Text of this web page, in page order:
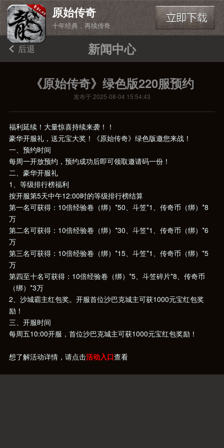
原始传奇
十年经典，再续传奇
后退 新闻中心
《原始传奇》绿色版220服预约
发布于 2025-08-04 15:54:43
福利延续！大量惊喜持续来袭！！
豪华开服礼，送元宝大奖！《原始传奇》绿色版邀您来战！
一、预约时间
每周一开放预约，预约成功后即可领取邀请码一份！
二、豪华开服礼
1、等级排行榜福利
按开服第5天中午12:00时的等级排行榜结算
第一名可获得：10倍经验卷（绑）*50、斗笠*1、传奇币（绑）*8
万
第二名可获得：10倍经验卷（绑）*30、斗笠*1、传奇币（绑）*6
万
第三名可获得：10倍经验卷（绑）*15、斗笠*1、传奇币（绑）*5
万
第四至十名可获得：10倍经验卷（绑）*5、斗笠碎片*8、传奇币
（绑）*3万
2、沙城霸主红包奖。开服首位沙巴克城主可获1000元宝红包奖
励！
三、开服时间
每周五10:00开服，首位沙巴克城主可获1000元宝红包奖励！
想了解活动详情，请点击活动入口查看